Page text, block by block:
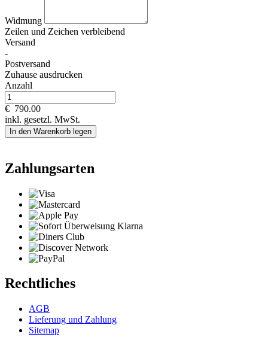
Widmung
Zeilen und Zeichen verbleibend
Versand
-
Postversand
Zuhause ausdrucken
Anzahl
€ 790.00
inkl. gesetzl. MwSt.
In den Warenkorb legen
Zahlungsarten
Rechtliches
AGB
Lieferung und Zahlung
Sitemap